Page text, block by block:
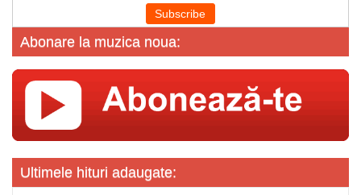
Abonare la muzica noua:
Ultimele hituri adaugate: